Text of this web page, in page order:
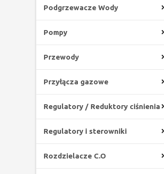
Podgrzewacze Wody
Pompy
Przewody
Przyłącza gazowe
Regulatory / Reduktory ciśnienia
Regulatory i sterowniki
Rozdzielacze C.O